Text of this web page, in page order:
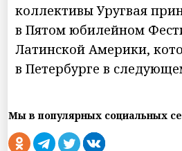
коллективы Уругвая
в Пятом юбилейном
Латинской Америки,
в Петербурге в
Мы в популярных социальных